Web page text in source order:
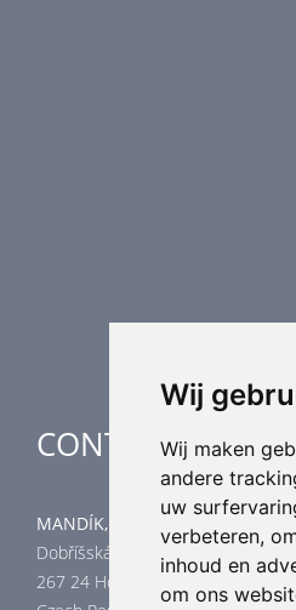
Wij
Wij maken
andere
uw
verbeteren,
inhoud en
om ons
CONTACT
MANDÍK, a.s.
Dobříšská 550
267 24 Hostomice